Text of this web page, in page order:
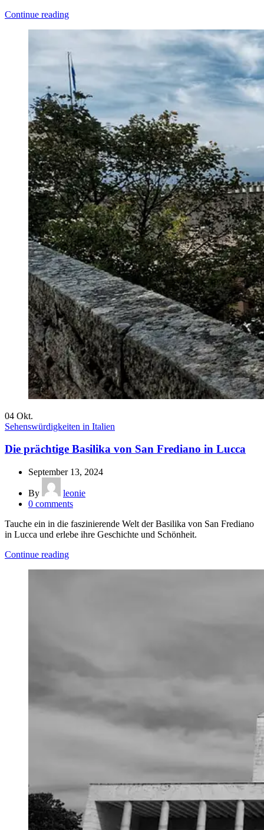
Continue reading
04 Okt.
Sehenswürdigkeiten in Italien
Die prächtige Basilika von San Frediano in Lucca
September 13, 2024
By
leonie
0 comments
Tauche ein in die faszinierende Welt der Basilika von San Frediano
in Lucca und erlebe ihre Geschichte und Schönheit.
Continue reading